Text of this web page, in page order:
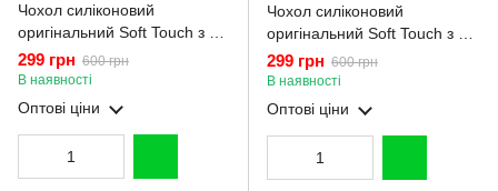
Чохол силіконовий
оригінальний Soft Touch з 3D
принтом кумедний тед
ведмідик для Samsung
Galaxy A52 5G (SM-A526)
коричневий (Повний захист
299 грн 600 грн
В наявності
Оптові ціни
Чохол силіконовий
оригінальний Soft Touch з 3D
принтом мему сібу для
Samsung Galaxy A52 5G
(SM-A526) рожевий (Повний
захист камери)
299 грн 600 грн
В наявності
Оптові ціни